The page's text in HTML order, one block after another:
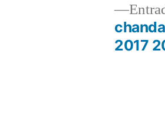
Navegación
2017